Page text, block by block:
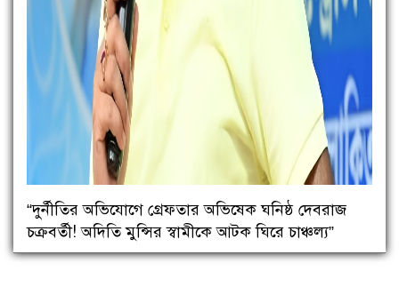
“দুর্নীতির অভিযোগে গ্রেফতার অভিষেক ঘনিষ্ঠ দেবরাজ
চক্রবর্তী! অদিতি মুন্সির স্বামীকে আটক ঘিরে চাঞ্চল্য”